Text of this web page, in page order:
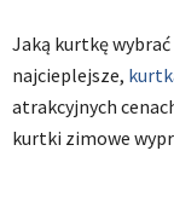
Jaką kurtkę
najcieplejsze,
atrakcyjnych
kurtki zimowe